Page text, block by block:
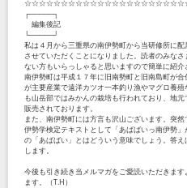
┌─────┐
編集後記
└─────┘
私は４月から三重県の南伊勢町から当研修所に
させていただくことになりました。読者のみな
ない方もいらっしゃると思いますので簡単に紹介
南伊勢町は平成１７年に旧南勢町と旧南島町が
が主要産業で遠洋カツオ一本釣り漁やマグロ養
も山岳部ではみかんの栽培も行われており、地
販売されております。
また、南伊勢町には方言も沢山ございます。突
伊勢学検定テキストとして「あばばいっ南伊勢
の「あばばい」とはどういう意味でしょう。答
します。
今後も引き続き当メルマガをご愛読いただきま
ます。（T.H）